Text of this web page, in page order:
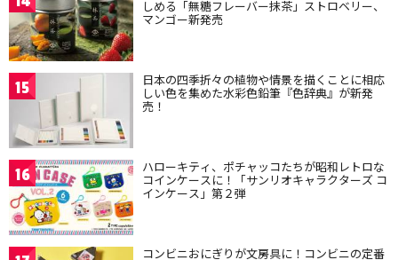
しめる「無糖フレーバー抹茶」ストロベリー、
マンゴー新発売
15 日本の四季折々の植物や情景を描くことに相応
しい色を集めた水彩色鉛筆『色辞典』が新発
売！
16 ハローキティ、ポチャッコたちが昭和レトロな
コインケースに！「サンリオキャラクターズ コ
インケース」第２弾
コンビニおにぎりが文房具に！コンビニの定番